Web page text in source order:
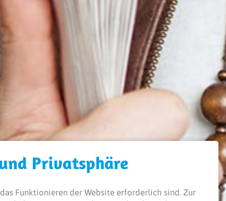
Privatsphäre
Funktionieren der Website erforderlich sind. Zur